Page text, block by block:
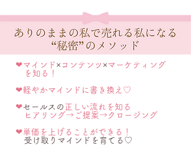
❤︎マインド × コンテンツ ×マーケティング
を知る！
❤︎軽やかマインドに書き換え♡
❤︎セールスの 正しい流れを知る
ヒアリング→ご提案→クロージング
❤︎単価を上げることができる！
​ 受け取りマインドを育てる♡